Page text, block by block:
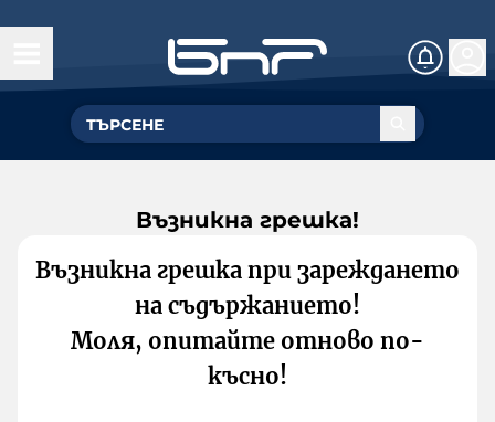
Възникна грешка!
Възникна грешка при зареждането
на съдържанието!
Моля, опитайте отново по-
късно!